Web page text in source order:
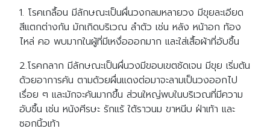
1. โรคเกลื้อน มีลักษณะเป็นผื่นวงกลมหลายวง มีขุยละเอียด
สีแตกต่างกัน มักเกิดบริเวณ ลำตัว เช่น หลัง หน้าอก ท้อง
ไหล่ คอ พบมากในผู้ที่มีเหงื่อออกมาก และใส่เสื้อผ้าที่อับชื้น
2.โรคกลาก มีลักษณะเป็นผื่นวงมีขอบเขตชัดเจน มีขุย เริ่มต้น
ด้วยอาการคัน ตามด้วยผื่นแดงต่อมาจะลามเป็นวงออกไป
เรื่อย ๆ และมักจะคันมากขึ้น ส่วนใหญ่พบในบริเวณที่มีความ
อับชื้น เช่น หนังศีรษะ รักแร้ ใต้ราวนม ขาหนีบ ฝ่าเท้า และ
ซอกนิ้วเท้า